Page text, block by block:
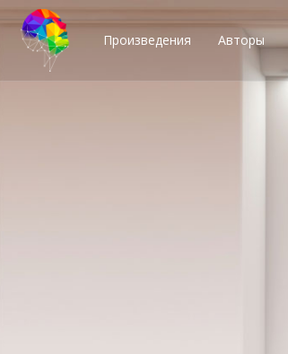
Произведения Авторы